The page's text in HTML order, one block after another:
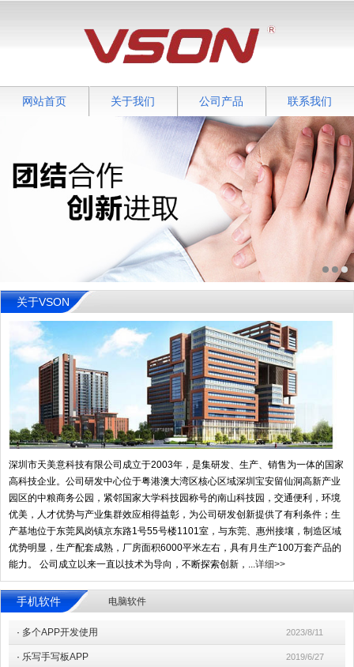
网站首页 关于我们 公司产品 联系我们
关于VSON
深圳市天美意科技有限公司成立于2003年，是集研发、生产、销售为一体的国家
高科技企业。公司研发中心位于粤港澳大湾区核心区域深圳宝安留仙洞高新产业
园区的中粮商务公园，紧邻国家大学科技园称号的南山科技园，交通便利，环境
优美，人才优势与产业集群效应相得益彰，为公司研发创新提供了有利条件；生
产基地位于东莞凤岗镇京东路1号55号楼1101室，与东莞、惠州接壤，制造区域
优势明显，生产配套成熟，厂房面积6000平米左右，具有月生产100万套产品的
能力。 公司成立以来一直以技术为导向，不断探索创新，...详细>>
手机软件 电脑软件
· 多个APP开发使用 2023/8/11
· 乐写手写板APP 2019/6/27